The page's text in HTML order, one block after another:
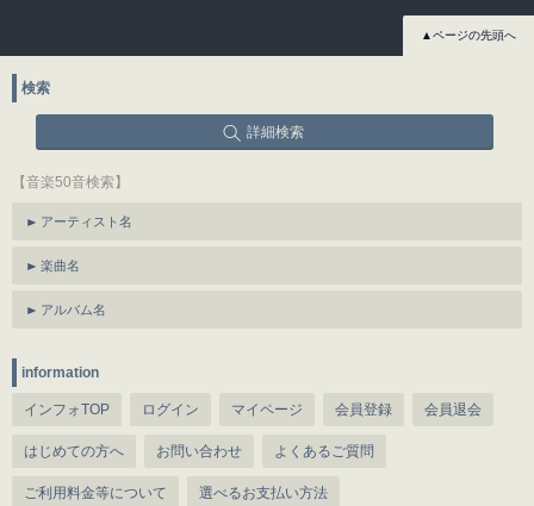
▲ページの先頭へ
検索
詳細検索
【音楽50音検索】
アーティスト名
楽曲名
アルバム名
information
インフォTOP ログイン マイページ 会員登録 会員退会
はじめての方へ お問い合わせ よくあるご質問
ご利用料金等について 選べるお支払い方法